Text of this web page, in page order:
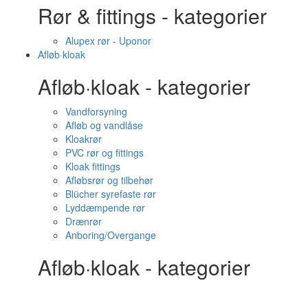
Rør & fittings - kategorier
Alupex rør - Uponor
Afløb·kloak
Afløb·kloak - kategorier
Vandforsyning
Afløb og vandlåse
Kloakrør
PVC rør og fittings
Kloak fittings
Afløbsrør og tilbehør
Blücher syrefaste rør
Lyddæmpende rør
Drænrør
Anboring/Overgange
Afløb·kloak - kategorier